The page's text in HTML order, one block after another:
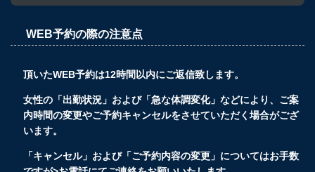
WEB予約の際の注意点
頂いたWEB予約は12時間以内にご返信致します。
女性の「出勤状況」および「急な体調変化」などにより、ご案
内時間の変更やご予約キャンセルをさせていただく場合がござ
います。
「キャンセル」および「ご予約内容の変更」についてはお手数